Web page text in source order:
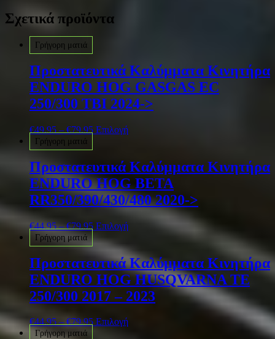
Σχετικά προϊόντα
Γρήγορη ματιά
Προστατευτικά Καλύμματα Κινητήρα
ENDURO HOG GASGAS EC
250/300 TBI 2024->
€49.95 – €79.95 Επιλογή
Γρήγορη ματιά
Προστατευτικά Καλύμματα Κινητήρα
ENDURO HOG BETA
RR350/390/430/480 2020->
€44.95–€79.95 Επιλογή
Γρήγορη ματιά
Προστατευτικά Καλύμματα Κινητήρα
ENDURO HOG HUSQVARNA TE
250/300 2017 – 2023
€44.95–€79.95 Επιλογή
Γρήγορη ματιά